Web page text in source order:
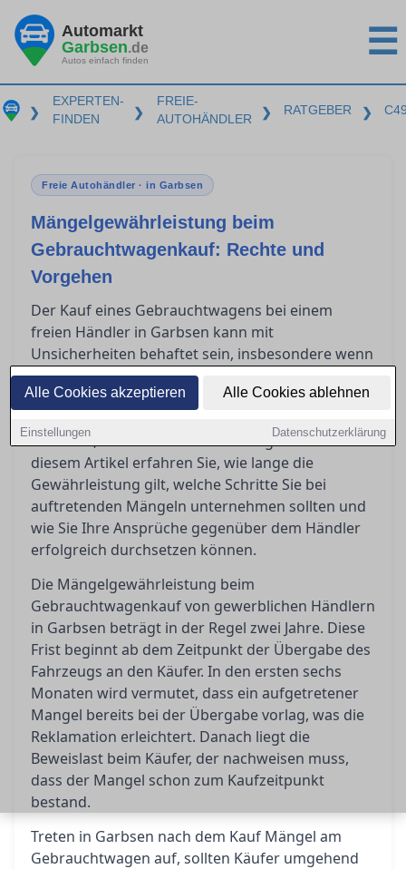
Alle Cookies akzeptieren Alle Cookies ablehnen
Einstellungen Datenschutzerklärung
Automarkt
Garbsen.de
Autos einfach finden ☰
❯
EXPERTEN-
FINDEN
❯
FREIE-
AUTOHÄNDLER
❯ RATGEBER ❯
Freie Autohändler · in Garbsen
Mängelgewährleistung beim
Gebrauchtwagenkauf: Rechte und
Vorgehen
Der Kauf eines Gebrauchtwagens bei einem
freien Händler in Garbsen kann mit
Unsicherheiten behaftet sein, insbesondere wenn
nach dem Kauf Mängel auftreten. Gewerbliche
Verkäufer sind jedoch gesetzlich zur
bedeutet, dass bestimmte Rechte greifen. In
diesem Artikel erfahren Sie, wie lange die
Gewährleistung gilt, welche Schritte Sie bei
auftretenden Mängeln unternehmen sollten und
wie Sie Ihre Ansprüche gegenüber dem Händler
erfolgreich durchsetzen können.
Die Mängelgewährleistung beim
Gebrauchtwagenkauf von gewerblichen Händlern
in Garbsen beträgt in der Regel zwei Jahre. Diese
Frist beginnt ab dem Zeitpunkt der Übergabe des
Fahrzeugs an den Käufer. In den ersten sechs
Monaten wird vermutet, dass ein aufgetretener
Mangel bereits bei der Übergabe vorlag, was die
Reklamation erleichtert. Danach liegt die
Beweislast beim Käufer, der nachweisen muss,
dass der Mangel schon zum Kaufzeitpunkt
bestand.
Treten in Garbsen nach dem Kauf Mängel am
Gebrauchtwagen auf, sollten Käufer umgehend